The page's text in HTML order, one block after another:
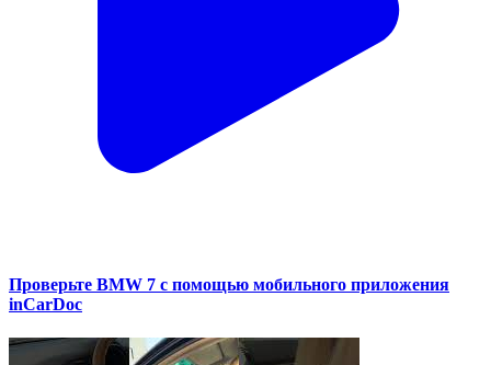
Проверьте BMW 7 с помощью мобильного приложения
inCarDoc